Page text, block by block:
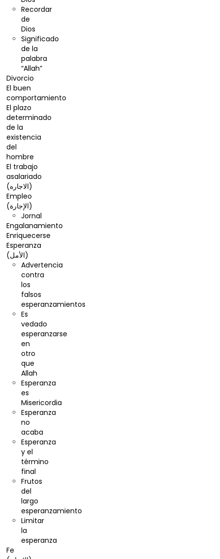
Recordar
de
Dios
Significado
de la
palabra
“Allah”
Divorcio
El buen
comportamiento
El plazo
determinado
de la
existencia
del
hombre
El trabajo
asalariado
(الاجاره)
Empleo
(الإجارة)
Jornal
Engalanamiento
Enriquecerse
Esperanza
(الأمل)
Advertencia
contra
los
falsos
esperanzamientos
Es
vedado
esperanzarse
en
otro
que
Allah
Esperanza
es
Misericordia
Esperanza
no
acaba
Esperanza
y el
término
final
Frutos
del
largo
esperanzamiento
Limitar
la
esperanza
Fe